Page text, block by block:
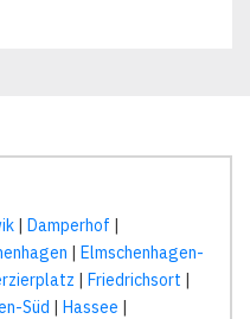
| Damperhof |
| Elmschenhagen-
| Friedrichsort |
Süd | Hassee |